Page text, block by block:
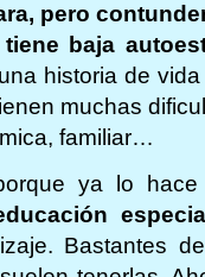
pero
baja
historia de
muchas
familiar…
ya lo hace
Bastantes